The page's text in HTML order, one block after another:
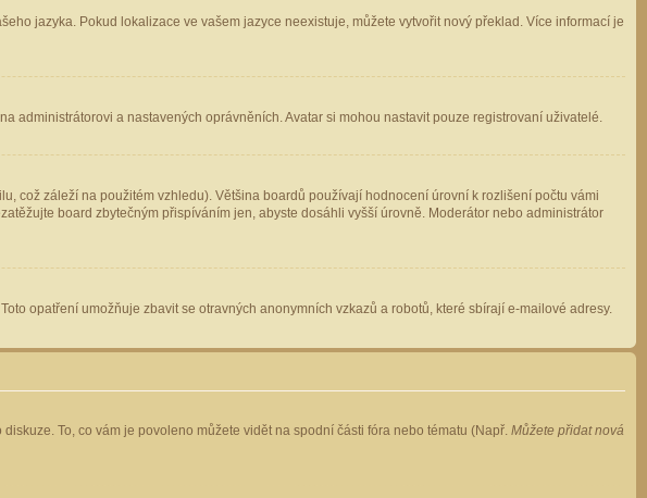
jazyka. Pokud lokalizace ve vašem jazyce neexistuje, můžete vytvořit nový překlad. Více informací je
administrátorovi a nastavených oprávněních. Avatar si mohou nastavit pouze registrovaní uživatelé.
což záleží na použitém vzhledu). Většina boardů používají hodnocení úrovní k rozlišení počtu vámi
board zbytečným přispíváním jen, abyste dosáhli vyšší úrovně. Moderátor nebo administrátor
opatření umožňuje zbavit se otravných anonymních vzkazů a robotů, které sbírají e-mailové adresy.
To, co vám je povoleno můžete vidět na spodní části fóra nebo tématu (Např. Můžete přidat nová